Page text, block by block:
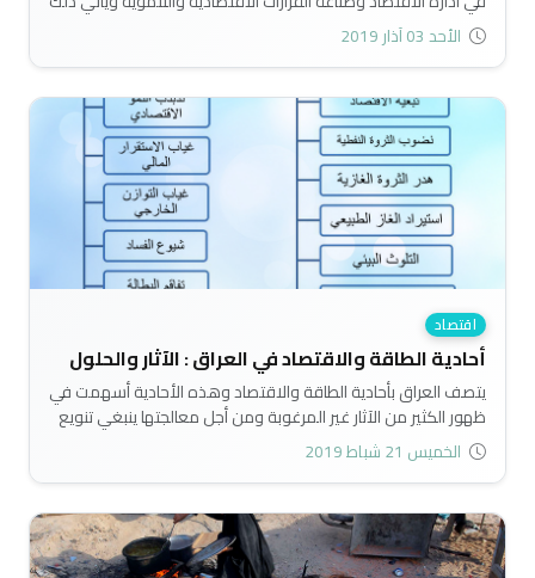
من خلال اعادة بناء الهيكل المؤسسي والقانوني للقطاع الخاص
في الجوانب التشريعية والتحفيزية والإجرائية..
الأحد 03 آذار 2019
اقتصاد
أحادية الطاقة والاقتصاد في العراق : الآثار والحلول
يتصف العراق بأحادية الطاقة والاقتصاد وهذه الأحادية أسهمت في
ظهور الكثير من الآثار غير المرغوبة ومن أجل معالجتها ينبغي تنويع
الطاقة والاقتصاد..
الخميس 21 شباط 2019